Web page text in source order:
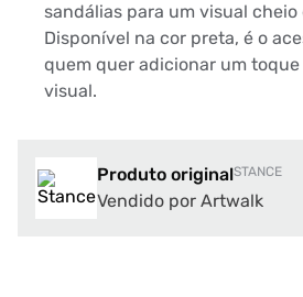
sandálias para um visual
Disponível na cor preta, é o
quem quer adicionar um toque
visual.
Produto originalSTANCE
Vendido por Artwalk